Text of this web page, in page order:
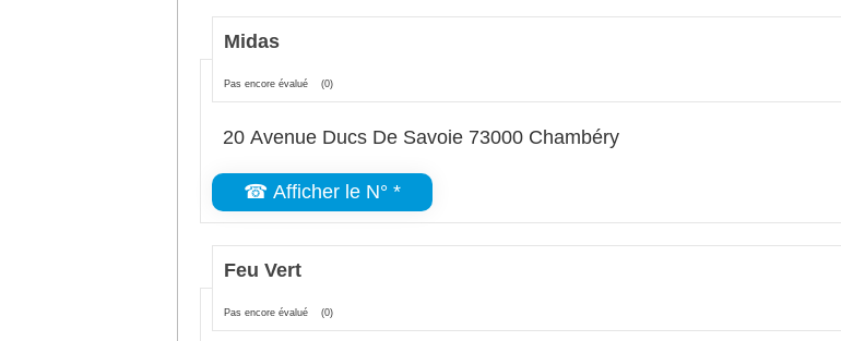
Midas
Pas encore évalué (0)
20 Avenue Ducs De Savoie 73000 Chambéry
☎ Afficher le N° *
Feu Vert
Pas encore évalué (0)